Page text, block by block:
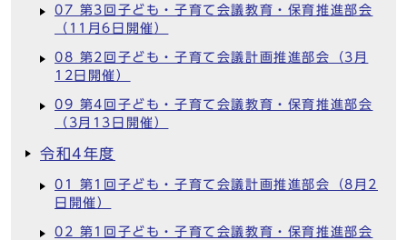
07 第3回子ども・子育て会議教育・保育推進部会
（11月6日開催）
08 第2回子ども・子育て会議計画推進部会（3月
12日開催）
09 第4回子ども・子育て会議教育・保育推進部会
（3月13日開催）
令和4年度
01 第1回子ども・子育て会議計画推進部会（8月2
日開催）
02 第1回子ども・子育て会議教育・保育推進部会